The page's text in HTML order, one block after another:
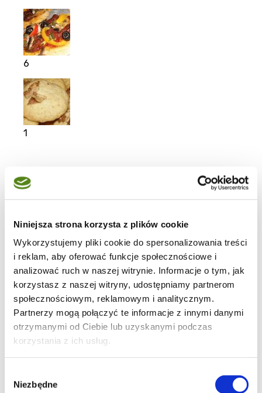
Niniejsza strona korzysta z plików cookie
Wykorzystujemy pliki cookie do spersonalizowania treści
i reklam, aby oferować funkcje społecznościowe i
analizować ruch w naszej witrynie. Informacje o tym, jak
korzystasz z naszej witryny, udostępniamy partnerom
społecznościowym, reklamowym i analitycznym.
Partnerzy mogą połączyć te informacje z innymi danymi
otrzymanymi od Ciebie lub uzyskanymi podczas
korzystania z ich usług.
zgody
Niezbędne
6
1
Moje ulubione
23
6
1